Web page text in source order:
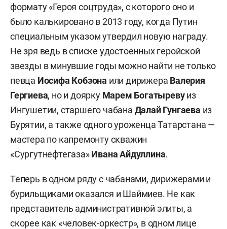
формату «Героя соцтруда», с которого оно и
было калькировано в 2013 году, когда Путин
специальным указом утвердил новую награду.
Не зря ведь в списке удостоенных геройской
звезды в минувшие годы можно найти не только
певца Иосифа Кобзона или дирижера Валерия
Гергиева, но и доярку Марем Богатыревуиз
Ингушетии, старшего чабана Далай Гунгаева из
Бурятии, а также одного уроженца Татарстана —
мастера по капремонту скважин
«Сургутнефтегаза»Ивана Айдуллина.
Теперь в одном ряду с чабанами, дирижерами и
бурильщиками оказался и Шаймиев. Не как
представитель административной элиты, а
скорее как «человек-оркестр», в одном лице